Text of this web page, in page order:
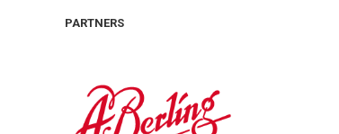
PARTNERS